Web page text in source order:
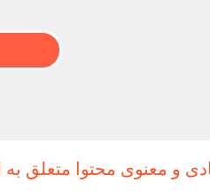
و معنوی محتوا متعلق به